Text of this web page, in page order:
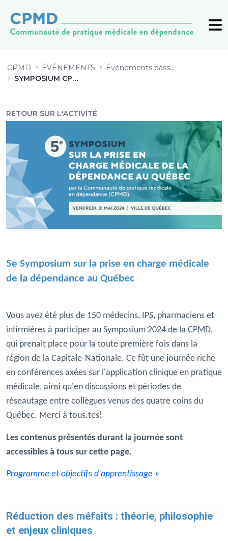
CPMD ÉVÉNEMENTS
Événements passés (archive)
SYMPOSIUM CPMD 2024
RETOUR SUR L'ACTIVITÉ
5e Symposium sur la prise en charge médicale
de la dépendance au Québec
Vous avez été plus de 150 médecins, IPS, pharmaciens et
infirmières à participer au Symposium 2024 de la CPMD,
qui prenait place pour la toute première fois dans la
région de la Capitale-Nationale. Ce fût une journée riche
en conférences axées sur l'application clinique en pratique
médicale, ainsi qu'en discussions et périodes de
réseautage entre collègues venus des quatre coins du
Québec. Merci à tous.tes!
Les contenus présentés durant la journée sont
accessibles à tous sur cette page.
Programme et objectifs d'apprentissage »
Réduction des méfaits : théorie, philosophie
et enjeux cliniques